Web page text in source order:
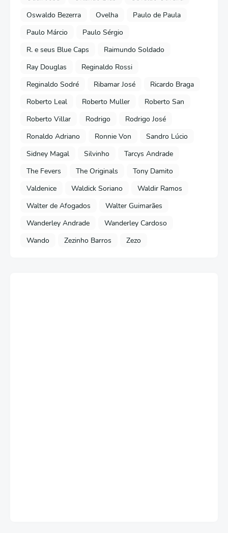
Oswaldo Bezerra
Ovelha
Paulo de Paula
Paulo Márcio
Paulo Sérgio
R. e seus Blue Caps
Raimundo Soldado
Ray Douglas
Reginaldo Rossi
Reginaldo Sodré
Ribamar José
Ricardo Braga
Roberto Leal
Roberto Muller
Roberto San
Roberto Villar
Rodrigo
Rodrigo José
Ronaldo Adriano
Ronnie Von
Sandro Lúcio
Sidney Magal
Silvinho
Tarcys Andrade
The Fevers
The Originals
Tony Damito
Valdenice
Waldick Soriano
Waldir Ramos
Walter de Afogados
Walter Guimarães
Wanderley Andrade
Wanderley Cardoso
Wando
Zezinho Barros Zezo